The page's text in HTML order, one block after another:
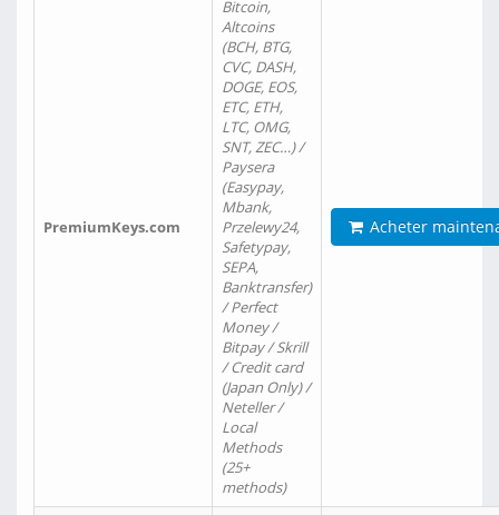
PremiumKeys.com
Bitcoin,
Altcoins
(BCH, BTG,
CVC, DASH,
DOGE, EOS,
ETC, ETH,
LTC, OMG,
SNT, ZEC…) /
Paysera
(Easypay,
Mbank,
Przelewy24,
Safetypay,
SEPA,
Banktransfer)
/ Perfect
Money /
Bitpay / Skrill
/ Credit card
(Japan Only) /
Neteller /
Local
Methods
(25+
methods)
Acheter